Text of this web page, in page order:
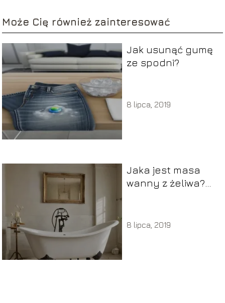
Może Cię również zainteresować
Jak usunąć gumę
ze spodni?
8 lipca, 2019
Jaka jest masa
wanny z żeliwa?
instalację!
8 lipca, 2019